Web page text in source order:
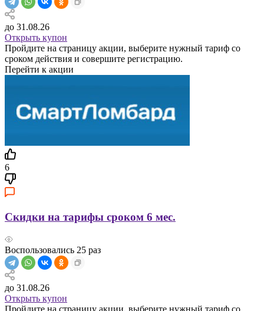
до 31.08.26
Открыть купон
Пройдите на страницу акции, выберите нужный тариф со
сроком действия и совершите регистрацию.
Перейти к акции
6
Скидки на тарифы сроком 6 мес.
Воспользовались 25 раз
до 31.08.26
Открыть купон